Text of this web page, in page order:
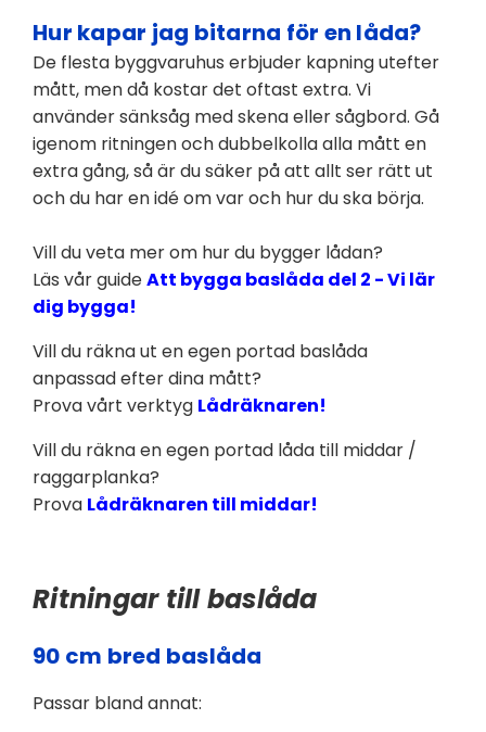
Hur kapar jag bitarna för en låda?
De flesta byggvaruhus erbjuder kapning utefter
mått, men då kostar det oftast extra. Vi
använder sänksåg med skena eller sågbord. Gå
igenom ritningen och dubbelkolla alla mått en
extra gång, så är du säker på att allt ser rätt ut
och du har en idé om var och hur du ska börja.
Vill du veta mer om hur du bygger lådan?
Läs vår guideAtt bygga baslåda del 2 - Vi lär
dig bygga!
Vill du räkna ut en egen portad baslåda
anpassad efter dina mått?
Prova vårt verktyg Lådräknaren!
Vill du räkna en egen portad låda till middar /
raggarplanka?
Prova Lådräknaren till middar!
Ritningar till baslåda
90 cm bred baslåda
Passar bland annat: